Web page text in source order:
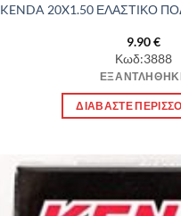
KENDA 20X1.50 ΕΛΑΣΤΙΚΟ
9.90€
Κωδ:3888
ΔΙΑΒΆΣΤΕ